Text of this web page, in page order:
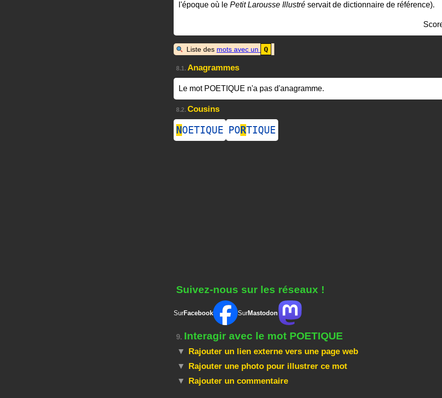
l'époque où le Petit Larousse Illustré servait de dictionnaire de référence).
Liste des mots avec un Q
8.1. Anagrammes
Le mot POETIQUE n'a pas d'anagramme.
8.2. Cousins
NOETIQUE PORTIQUE
Suivez-nous sur les réseaux !
SurFacebook SurMastodon
9. Interagir avec le mot POETIQUE
Rajouter un lien externe vers une page web
Rajouter une photo pour illustrer ce mot
Rajouter un commentaire